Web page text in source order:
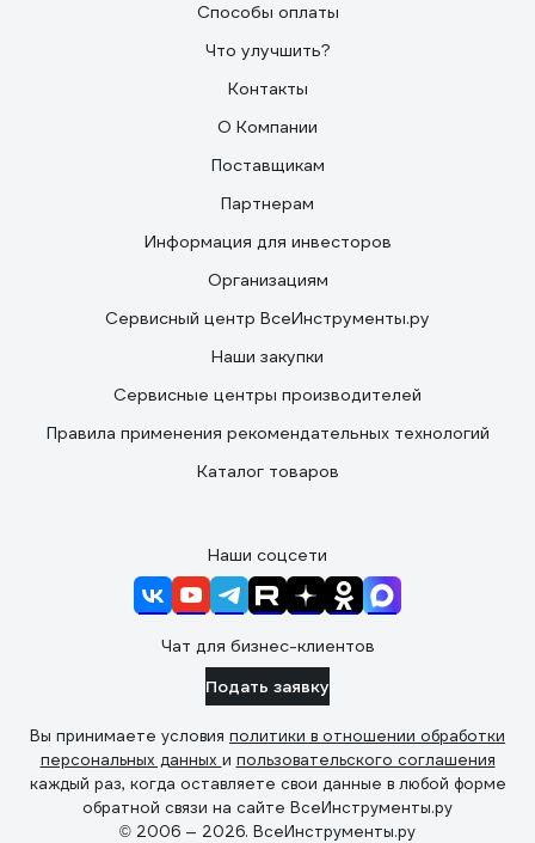
Способы оплаты
Что улучшить?
Контакты
О Компании
Поставщикам
Партнерам
Информация для инвесторов
Организациям
Сервисный центр ВсеИнструменты.ру
Наши закупки
Сервисные центры производителей
Правила применения рекомендательных технологий
Каталог товаров
Наши соцсети
Чат для бизнес-клиентов
Подать заявку
Вы принимаете условия политики в отношении обработки
персональных данных и пользовательского соглашения
каждый раз, когда оставляете свои данные в любой форме
обратной связи на сайте ВсеИнструменты.ру
© 2006 — 2026. ВсеИнструменты.ру